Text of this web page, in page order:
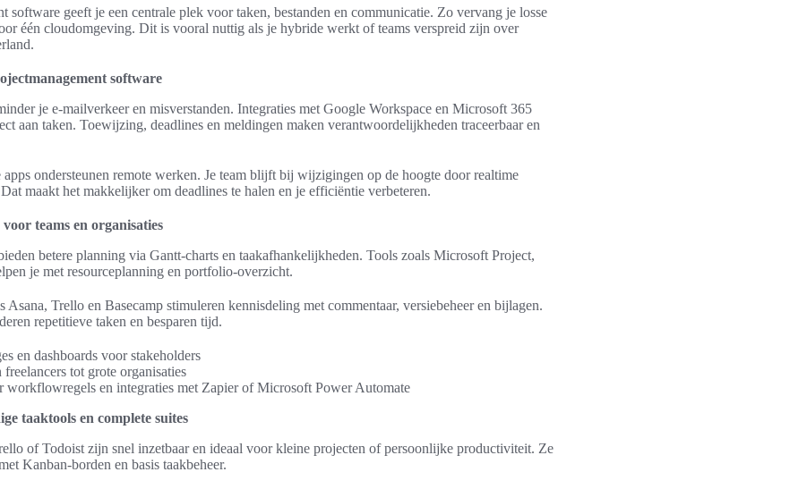
software geeft je een centrale plek voor taken, bestanden en communicatie. Zo vervang je losse
één cloudomgeving. Dit is vooral nuttig als je hybride werkt of teams verspreid zijn over
software
je e-mailverkeer en misverstanden. Integraties met Google Workspace en Microsoft 365
aan taken. Toewijzing, deadlines en meldingen maken verantwoordelijkheden traceerbaar en
ondersteunen remote werken. Je team blijft bij wijzigingen op de hoogte door realtime
maakt het makkelijker om deadlines te halen en je efficiëntie verbeteren.
teams en organisaties
betere planning via Gantt-charts en taakafhankelijkheden. Tools zoals Microsoft Project,
je met resourceplanning en portfolio-overzicht.
Asana, Trello en Basecamp stimuleren kennisdeling met commentaar, versiebeheer en bijlagen.
repetitieve taken en besparen tijd.
en dashboards voor stakeholders
freelancers tot grote organisaties
workflowregels en integraties met Zapier of Microsoft Power Automate
taaktools en complete suites
of Todoist zijn snel inzetbaar en ideaal voor kleine projecten of persoonlijke productiviteit. Ze
Kanban-borden en basis taakbeheer.